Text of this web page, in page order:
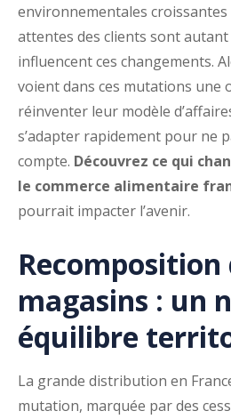
environnementales croissantes
attentes des clients sont
influencent ces changements.
voient dans ces mutations
réinventer leur modèle
s’adapter rapidement pour ne
compte. Découvrez ce qui
le commerce alimentaire
pourrait impacter l’avenir.
Recomposition
magasins : un
équilibre
La grande distribution en
mutation, marquée par des